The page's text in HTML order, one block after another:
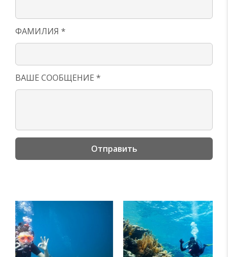
ФАМИЛИЯ *
ВАШЕ СООБЩЕНИЕ *
Отправить